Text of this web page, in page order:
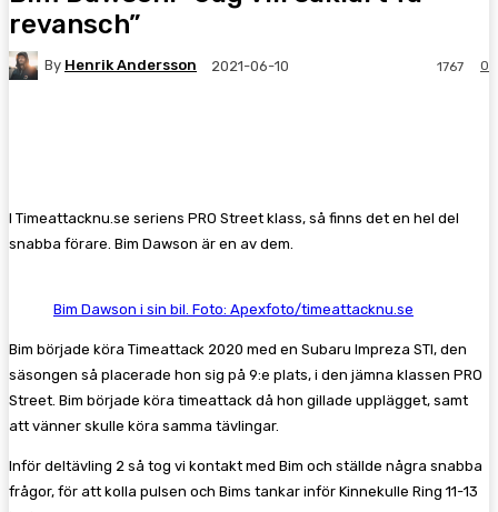
revansch”
By Henrik Andersson 2021-06-10 0
1767
I Timeattacknu.se seriens PRO Street klass, så finns det en hel del
snabba förare. Bim Dawson är en av dem.
Bim Dawson i sin bil. Foto: Apexfoto/timeattacknu.se
Bim började köra Timeattack 2020 med en Subaru Impreza STI, den
säsongen så placerade hon sig på 9:e plats, i den jämna klassen PRO
Street. Bim började köra timeattack då hon gillade upplägget, samt
att vänner skulle köra samma tävlingar.
Inför deltävling 2 så tog vi kontakt med Bim och ställde några snabba
frågor, för att kolla pulsen och Bims tankar inför Kinnekulle Ring 11-13